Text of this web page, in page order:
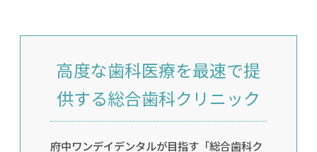
高度な歯科医療を最速で提
供する総合歯科クリニック
府中ワンデイデンタルが目指す「総合歯科ク